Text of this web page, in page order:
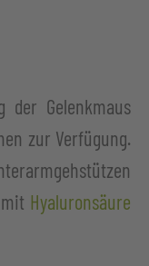
der Gelenkmaus
zur Verfügung.
Hyaluronsäure